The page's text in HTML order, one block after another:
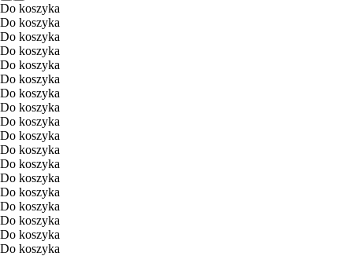
Do koszyka
Do koszyka
Do koszyka
Do koszyka
Do koszyka
Do koszyka
Do koszyka
Do koszyka
Do koszyka
Do koszyka
Do koszyka
Do koszyka
Do koszyka
Do koszyka
Do koszyka
Do koszyka
Do koszyka
Do koszyka